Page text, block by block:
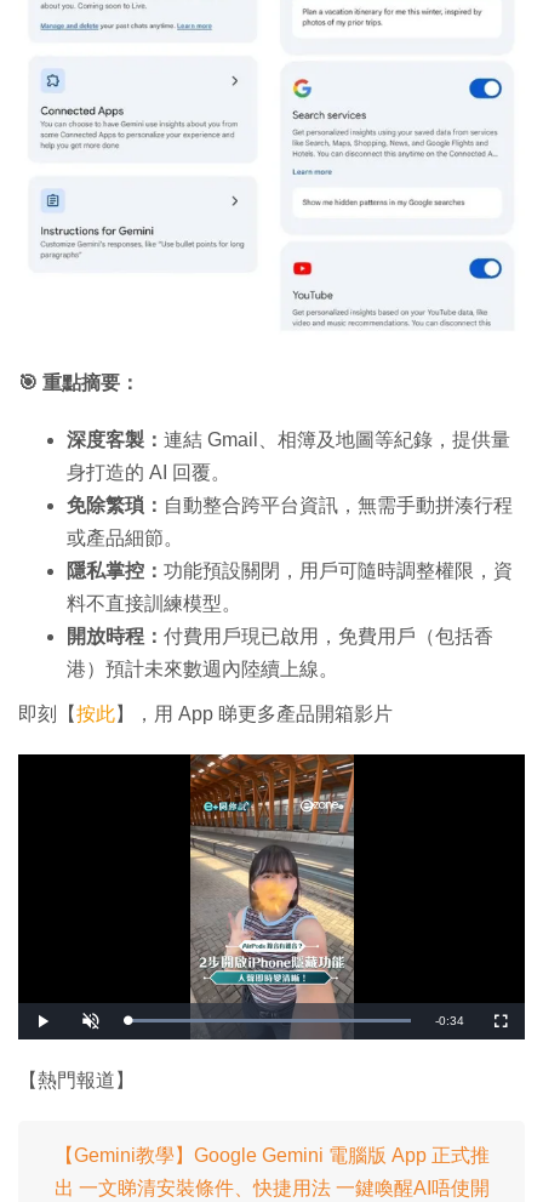
🎯 重點摘要：
深度客製： 連結 Gmail、相簿及地圖等紀錄，提供量
身打造的 AI 回覆。
免除繁瑣： 自動整合跨平台資訊，無需手動拼湊行程
或產品細節。
隱私掌控： 功能預設關閉，用戶可隨時調整權限，資
料不直接訓練模型。
開放時程： 付費用戶現已啟用，免費用戶（包括香
港）預計未來數週內陸續上線。
即刻【按此】，用 App 睇更多產品開箱影片
播
放
開
啟
載
入
0
%
剩
-0:34
全
螢
【熱門報道】
【Gemini教學】Google Gemini 電腦版 App 正式推
出 一文睇清安裝條件、快捷用法 一鍵喚醒AI唔使開